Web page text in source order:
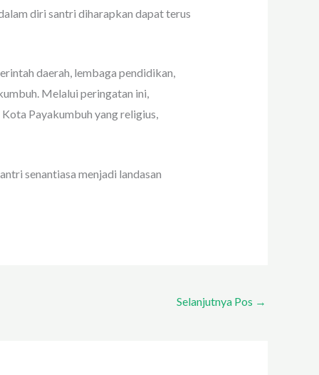
diri santri diharapkan dapat terus
daerah, lembaga pendidikan,
Melalui peringatan ini,
Payakumbuh yang religius,
senantiasa menjadi landasan
Selanjutnya Pos →